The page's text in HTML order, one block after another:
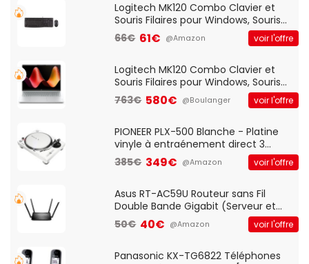
Logitech MK120 Combo Clavier et
Souris Filaires pour Windows, Souris
Optique Filaire, Connexion USB Plug
And Play, Confortable, Taille
QWERTY UK - Noir
66€ 61€ @Amazon voir l'offre
Logitech MK120 Combo Clavier et
Souris Filaires pour Windows, Souris
Optique Filaire, Connexion USB Plug
And Play, Confortable, Taille
QWERTY UK - Noir
763€ 580€ @Boulanger voir l'offre
PIONEER PLX-500 Blanche - Platine
vinyle à entraénement direct 3
vitesses (33-45-78 trs/min) avec
pre-ampli intégré et port USB
385€ 349€ @Amazon voir l'offre
Asus RT-AC59U Routeur sans Fil
Double Bande Gigabit (Serveur et
Client VPN, Triple Vlan, Mode Point
d'accès et Bridge, contrôle Parental,
50€ 40€ @Amazon voir l'offre
Panasonic KX-TG6822 Téléphones